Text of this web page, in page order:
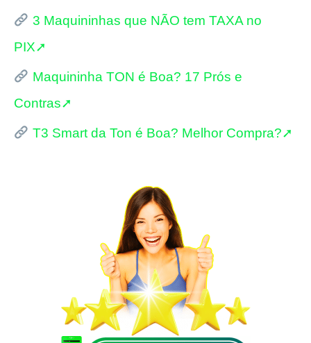
i
s
a
r
p
3 Maquininhas que NÃO tem TAXA no
PIX➚
Maquininha TON é Boa? 17 Prós e
Contras➚
T3 Smart da Ton é Boa? Melhor Compra?➚